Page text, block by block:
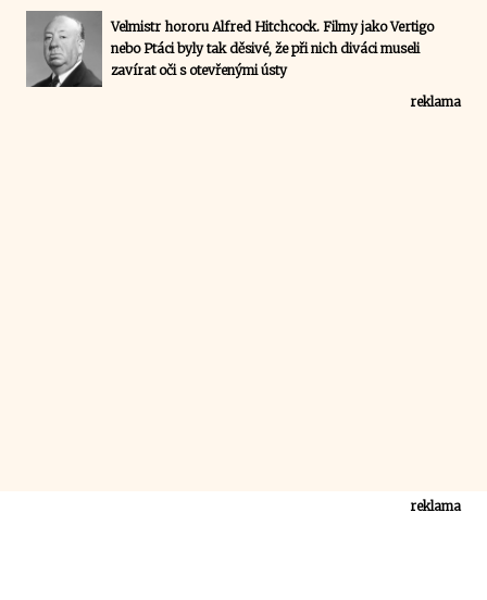
Velmistr hororu Alfred Hitchcock. Filmy jako Vertigo
nebo Ptáci byly tak děsivé, že při nich diváci museli
zavírat oči s otevřenými ústy
reklama
reklama